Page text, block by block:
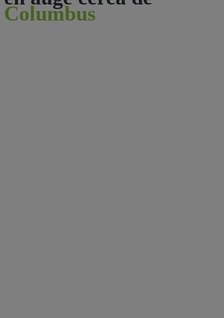
Columbus